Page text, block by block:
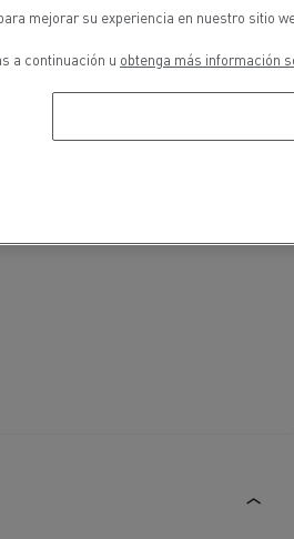
mejorar su experiencia en nuestro sitio
a continuación u obtenga más información